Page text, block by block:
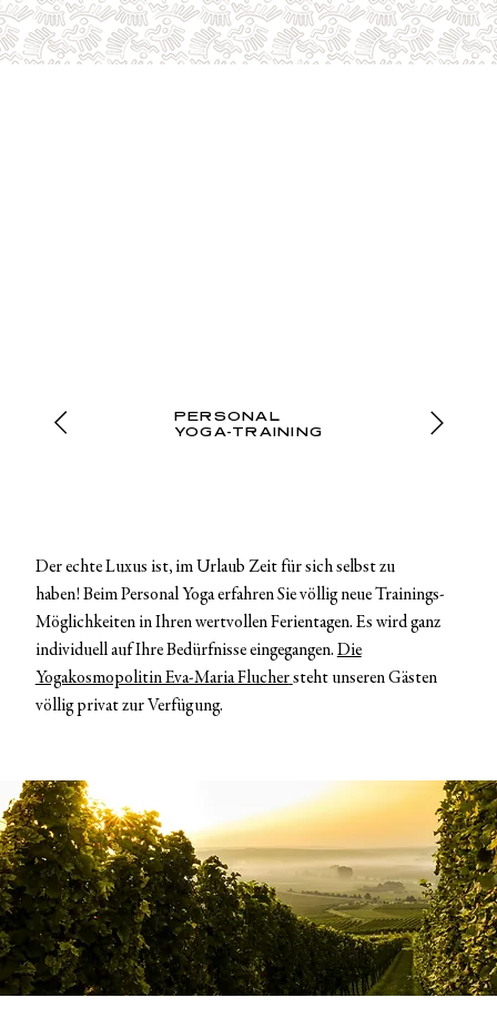
Der echte Luxus ist, im Urlaub Zeit für sich selbst zu
haben! Beim Personal Yoga erfahren Sie völlig neue Trainings-
Möglichkeiten in Ihren wertvollen Ferientagen. Es wird ganz
individuell auf Ihre Bedürfnisse eingegangen. Die
Yogakosmopolitin Eva-Maria Flucher steht unseren Gästen
völlig privat zur Verfügung.
PERSONAL
YOGA-TRAINING